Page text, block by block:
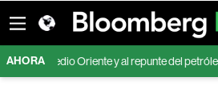
AHORA
en Medio Oriente y al repunte del petróleo